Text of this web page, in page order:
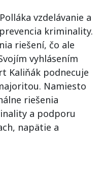
vzdelávanie a
kriminality.
riešení, čo ale
vyhlásením
Kaliňák podnecuje
Namiesto
riešenia
a podporu
napätie a